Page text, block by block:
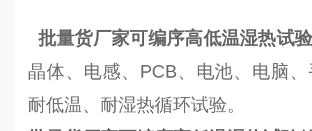
批量货厂家可编序高低温湿热试
晶体、电感、PCB、电池、电脑
耐低温、耐湿热循环试验。